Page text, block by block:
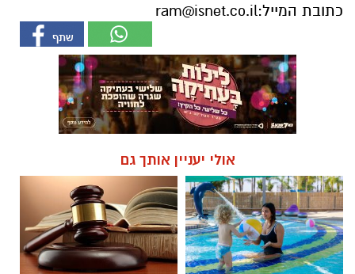
כתובת המייל:ram@isnet.co.il
אולי יעניין אותך גם